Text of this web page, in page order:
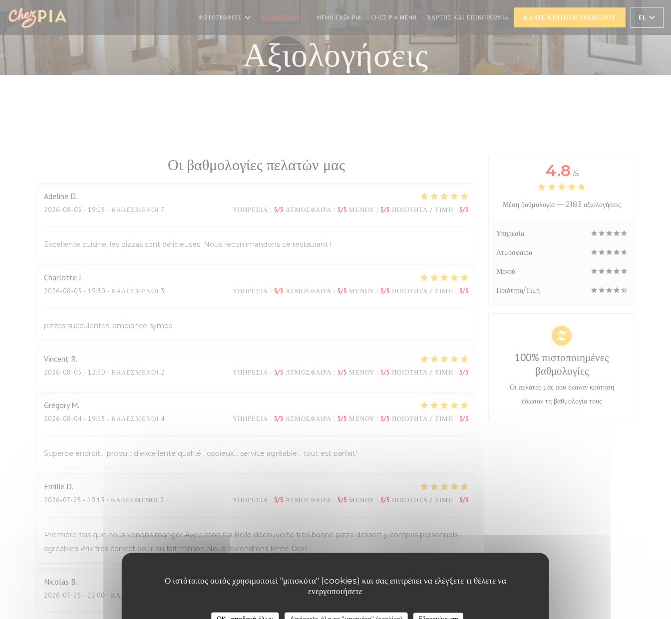
Πίνακας διαχείρισης "Μπισκότων" (Cookies)
Ο ιστότοπος αυτός χρησιμοποιεί "μπισκότα" (cookies) και σας επιτρέπει να ελέγξετε τι θέλετε να
ενεργοποιήσετε
ΦΩΤΟΓΡΑΦΊΕΣ ΑΞΙΟΛΟΓΉΣΕΙΣ MENU CASA PIA ((ΑΝΟΊΓΕΙ ΣΕ ΝΈΟ ΠΑΡΆΘΥΡΟ))
CHEZ PIA MENU ((ΑΝΟΊΓΕΙ ΣΕ ΝΈΟ ΠΑΡΆΘΥΡΟ))
ΧΆΡΤΗΣ ΚΑΙ ΕΠΙΚΟΙΝΩΝΊΑ ΚΆΝΤΕ ΚΡΆΤΗΣΗ ΤΡΑΠΕΖΙΟΎ EL
Αξιολογήσεις
Οι βαθμολογίες πελατών μας
Adeline D
2026-08-05 - 19:15 - ΚΑΛΕΣΜΈΝΟΙ 7 ΥΠΗΡΕΣΊΑ : 5/5 ΑΤΜΌΣΦΑΙΡΑ : 5/5 ΜΕΝΟΎ : 5/5 ΠΟΙΌΤΗΤΑ / ΤΙΜΉ : 5/5
Excellente cuisine, les pizzas sont délicieuses. Nous recommandons ce restaurant !
Charlotte J
2026-08-05 - 19:30 - ΚΑΛΕΣΜΈΝΟΙ 3 ΥΠΗΡΕΣΊΑ : 5/5 ΑΤΜΌΣΦΑΙΡΑ : 5/5 ΜΕΝΟΎ : 5/5 ΠΟΙΌΤΗΤΑ / ΤΙΜΉ : 5/5
pizzas succulentes, ambiance sympa
Vincent R
2026-08-05 - 12:30 - ΚΑΛΕΣΜΈΝΟΙ 2 ΥΠΗΡΕΣΊΑ : 5/5 ΑΤΜΌΣΦΑΙΡΑ : 5/5 ΜΕΝΟΎ : 5/5 ΠΟΙΌΤΗΤΑ / ΤΙΜΉ : 5/5
Grégory M
2026-08-04 - 19:15 - ΚΑΛΕΣΜΈΝΟΙ 4 ΥΠΗΡΕΣΊΑ : 5/5 ΑΤΜΌΣΦΑΙΡΑ : 5/5 ΜΕΝΟΎ : 5/5 ΠΟΙΌΤΗΤΑ / ΤΙΜΉ : 5/5
Superbe endroit… produit d’excellente qualité , copieux… service agréable… tout est parfait!
Emilie D
2026-07-25 - 19:15 - ΚΑΛΕΣΜΈΝΟΙ 2 ΥΠΗΡΕΣΊΑ : 5/5 ΑΤΜΌΣΦΑΙΡΑ : 5/5 ΜΕΝΟΎ : 5/5 ΠΟΙΌΤΗΤΑ / ΤΙΜΉ : 5/5
Première fois que nous venons manger Avec mon fils Belle découverte très bonne pizza dessert y compris personnels
agréables Prix très correct pour du fait maison Nous reviendrons Mme Dion
Nicolas B
2026-07-25 - 12:00 - ΚΑΛΕΣΜΈΝΟΙ 2 ΑΤΜΌΣΦΑΙΡΑ: 5/5 ΜΕΝΟΎ
4.8 /5
Μέση βαθμολογία — 2183 αξιολογήσεις
Υπηρεσία
Ατμόσφαιρα
Μενού
Ποιότητα/Τιμή
100% πιστοποιημένες
βαθμολογίες
Οι πελάτες μας που έκαναν κράτηση
έδωσαν τη βαθμολογία τους